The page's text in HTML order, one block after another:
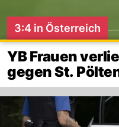
3:4 in Österreich
YB Frauen
gegen St.